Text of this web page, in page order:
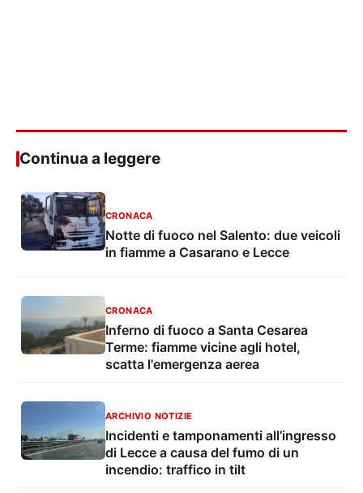
Continua a leggere
CRONACA
Notte di fuoco nel Salento: due veicoli
in fiamme a Casarano e Lecce
CRONACA
Inferno di fuoco a Santa Cesarea
Terme: fiamme vicine agli hotel,
scatta l'emergenza aerea
ARCHIVIO NOTIZIE
Incidenti e tamponamenti all’ingresso
di Lecce a causa del fumo di un
incendio: traffico in tilt